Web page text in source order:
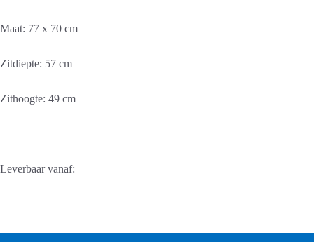
Maat: 77 x 70 cm
Zitdiepte: 57 cm
Zithoogte: 49 cm
Leverbaar vanaf: